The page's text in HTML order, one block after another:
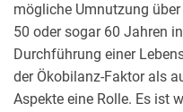
mögliche Umnutzung
50 oder sogar 60 Jahren
Durchführung einer
der Ökobilanz-Faktor als
Aspekte eine Rolle. Es ist